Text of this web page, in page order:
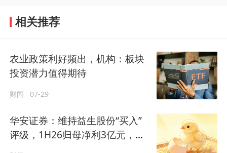
相关推荐
农业政策利好频出，机构：板块
投资潜力值得期待
财闻 07-29
华安证券：维持益生股份“买入”
评级，1H26归母净利3亿元，鸡
苗均价同比大增